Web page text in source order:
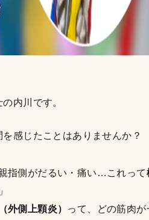
内川です。
感じたことはありませんか？
指側がだるい・痛い…これって
外側上顆炎） って、どの筋肉が